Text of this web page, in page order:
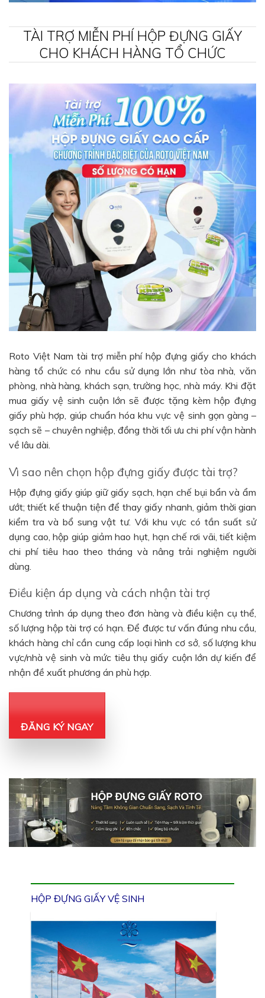
TÀI TRỢ MIỄN PHÍ HỘP ĐỰNG GIẤY
CHO KHÁCH HÀNG TỔ CHỨC
Roto Việt Nam tài trợ miễn phí hộp đựng giấy cho khách
hàng tổ chức có nhu cầu sử dụng lớn như tòa nhà, văn
phòng, nhà hàng, khách sạn, trường học, nhà máy. Khi đặt
mua giấy vệ sinh cuộn lớn sẽ được tặng kèm hộp đựng
giấy phù hợp, giúp chuẩn hóa khu vực vệ sinh gọn gàng –
sạch sẽ – chuyên nghiệp, đồng thời tối ưu chi phí vận hành
về lâu dài.
Vì sao nên chọn hộp đựng giấy được tài trợ?
Hộp đựng giấy giúp giữ giấy sạch, hạn chế bụi bẩn và ẩm
ướt; thiết kế thuận tiện để thay giấy nhanh, giảm thời gian
kiểm tra và bổ sung vật tư. Với khu vực có tần suất sử
dụng cao, hộp giúp giảm hao hụt, hạn chế rơi vãi, tiết kiệm
chi phí tiêu hao theo tháng và nâng trải nghiệm người
dùng.
Điều kiện áp dụng và cách nhận tài trợ
Chương trình áp dụng theo đơn hàng và điều kiện cụ thể,
số lượng hộp tài trợ có hạn. Để được tư vấn đúng nhu cầu,
khách hàng chỉ cần cung cấp loại hình cơ sở, số lượng khu
vực/nhà vệ sinh và mức tiêu thụ giấy cuộn lớn dự kiến để
nhận đề xuất phương án phù hợp.
ĐĂNG KÝ NGAY
HỘP ĐỰNG GIẤY VỆ SINH